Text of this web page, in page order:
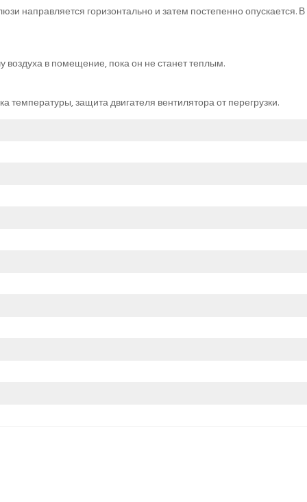
направляется горизонтально и затем постепенно
в помещение, пока он не станет теплым.
температуры, защита двигателя вентилятора от перегрузки.